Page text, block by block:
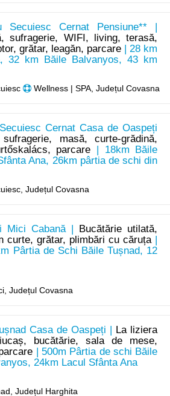
Secuiesc Cernat Pensiune** |
sufragerie, WIFI, living, terasă,
grătar, leagăn, parcare | 28 km
32 km Băile Balvanyos, 43 km
Wellness | SPA, Județul Covasna
Cernat Casa de Oaspeți
masă, curte-grădină,
parcare | 18km Băile
Ana, 26km pârtia de schi din
Județul Covasna
Mici Cabană |
Bucătărie utilată,
curte, grătar, plimbări cu căruța|
Pârtia de Schi Băile Tușnad, 12
Județul Covasna
Casa de Oaspeți |
La liziera
bucătărie, sala de mese,
| 500m Pârtia de schi Băile
24km Lacul Sfânta Ana
Județul Harghita